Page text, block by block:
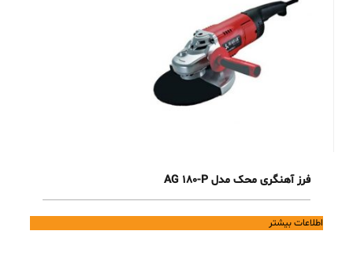
فرز آهنگری محک مدل AG 180-P
اطلاعات بیشتر